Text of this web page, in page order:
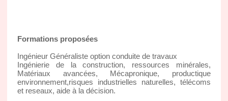
Formations proposées
Ingénieur Généraliste option conduite de travaux
Ingénierie de la construction, ressources minérales,
Matériaux avancées, Mécapronique, productique
environnement,risques industrielles naturelles, télécoms
et reseaux, aide à la décision.